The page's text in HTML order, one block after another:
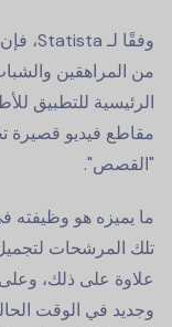
من المراهقين
الرئيسية للتطبيق
مقاطع فيديو قصيرة
"القصص".
ما يميزه هو وظيفته
تلك المرشحات
علاوة على ذلك،
وجديد في الوقت